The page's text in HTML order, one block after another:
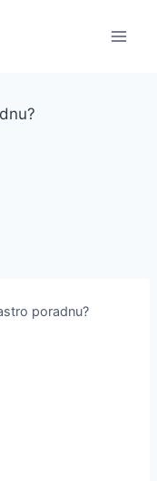
poradnu?